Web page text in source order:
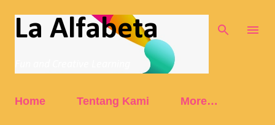
Skip to main content
La Alfabeta
Home Tentang Kami More…